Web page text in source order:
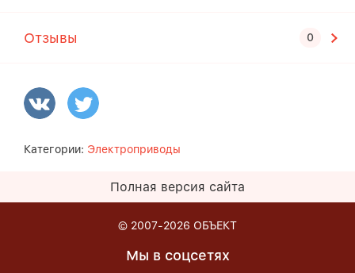
Отзывы
Категории: Электроприводы
Полная версия сайта
© 2007-2026 ОБЪЕКТ
Мы в соцсетях